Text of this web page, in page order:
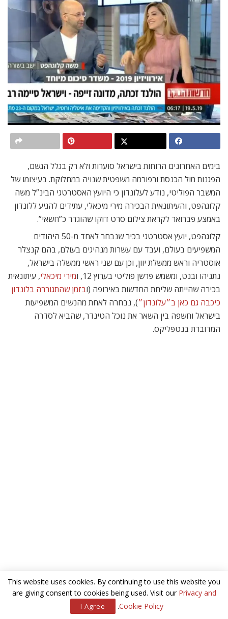
בימים האחרונים הרוחות בישראל סוערות ולא רק בגלל הגשם,
הפגנות מול הכנסת ורפורמה משפטית שנויה במחלוקת. בעיצומו של
המשבר הפוליטי, נודע לעלונדון כי היועץ האסטרטגי הבינ”ל משה
קלוגהפט, והעיתונאית הבכירה מירי מיכאלי, עתידים להגיע ללונדון
באמצע פברואר לקראת צילום סרט דוקו שהוגדר כ”חשאי”.
קלוגהפט, יועץ אסטרטגי בכיר שנבחר לאחד מ-50 היהודים
המשפיעים בעולם, ועבד עם עשרות מנהיגים בעולם, בהם קנצלר
אוסטריה וראש ממשלת יוון, וכן עם שני ראשי ממשלה בישראל,
נתניהו ובנט, ומשמש פרשן פוליטי בערוץ 12, ו
מירי מיכאלי, עיתונאית
בכירה שהייתה שליחת החדשות באירופה (ובזמן שהתגוררה בלונדון
כיכבה גם כאן ב״עלונדון״), נבחרה לאחת מהנשים המשפיעות
בישראל וחשפה בין השאר את נוכל הטינדר, שהביא לסדרה
המדוברת בנטפליקס.
יד קלה על ההגה: מדריך על הבריטים
המופרעים בכבישי לונדון
This website uses cookies. By continuing to use this website you
are giving consent to cookies being used. Visit our Privacy and
Cookie Policy
.
I Agree